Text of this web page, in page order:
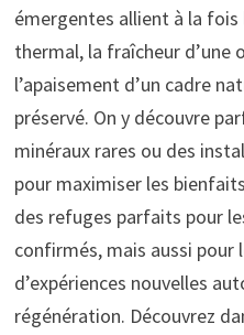
émergentes allient à la fois
thermal, la fraîcheur d’une
l’apaisement d’un cadre
préservé. On y découvre
minéraux rares ou des
pour maximiser les
des refuges parfaits pour
confirmés, mais aussi pour
d’expériences nouvelles
régénération. Découvrez